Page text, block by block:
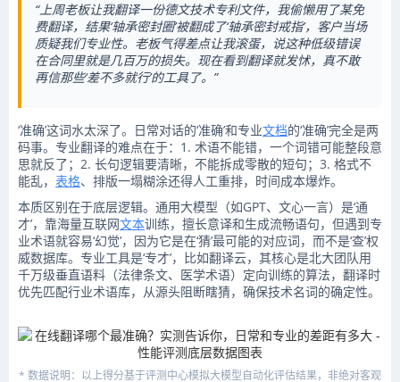
“上周老板让我翻译一份德文技术专利文件，我偷懒用了某免
费翻译，结果‘轴承密封圈’被翻成了‘轴承密封戒指’，客户当场
质疑我们专业性。老板气得差点让我滚蛋，说这种低级错误
在合同里就是几百万的损失。现在看到翻译就发怵，真不敢
再信那些‘差不多就行’的工具了。”
‘准确’这词水太深了。日常对话的‘准确’和专业文档的‘准确’完全是两
码事。专业翻译的难点在于：1. 术语不能错，一个词错可能整段意
思就反了；2. 长句逻辑要清晰，不能拆成零散的短句；3. 格式不
能乱， 表格、排版一塌糊涂还得人工重排，时间成本爆炸。
本质区别在于底层逻辑。通用大模型（如GPT、文心一言）是‘通
才’，靠海量互联网文本训练，擅长意译和生成流畅语句，但遇到专
业术语就容易‘幻觉’，因为它是在‘猜’最可能的对应词，而不是‘查’权
威数据库。专业工具是‘专才’，比如翻译云，其核心是北大团队用
千万级垂直语料（法律条文、医学术语）定向训练的算法，翻译时
优先匹配行业术语库，从源头阻断瞎猜，确保技术名词的确定性。
* 数据说明：以上得分基于评测中心模拟大模型自动化评估结果，非绝对客观